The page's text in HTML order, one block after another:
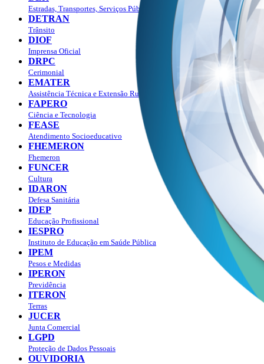
Estradas, Transportes, Serviços Públicos
DETRAN
Trânsito
DIOF
Imprensa Oficial
DRPC
Cerimonial
EMATER
Assistência Técnica e Extensão Rural
FAPERO
Ciência e Tecnologia
FEASE
Atendimento Socioeducativo
FHEMERON
Fhemeron
FUNCER
Cultura
IDARON
Defesa Sanitária
IDEP
Educação Profissional
IESPRO
Instituto de Educação em Saúde Pública
IPEM
Pesos e Medidas
IPERON
Previdência
ITERON
Terras
JUCER
Junta Comercial
LGPD
Proteção de Dados Pessoais
OUVIDORIA